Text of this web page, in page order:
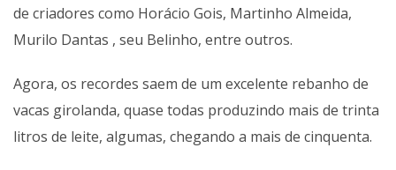
de criadores como Horácio Gois, Martinho Almeida,
Murilo Dantas , seu Belinho, entre outros.
Agora, os recordes saem de um excelente rebanho de
vacas girolanda, quase todas produzindo mais de trinta
litros de leite, algumas, chegando a mais de cinquenta.